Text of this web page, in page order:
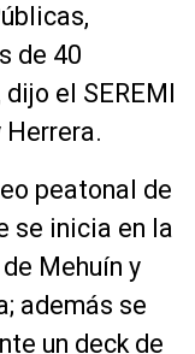
de 40
el SEREMI
Herrera.
peatonal de
se inicia en la
Mehuín y
además se
un deck de